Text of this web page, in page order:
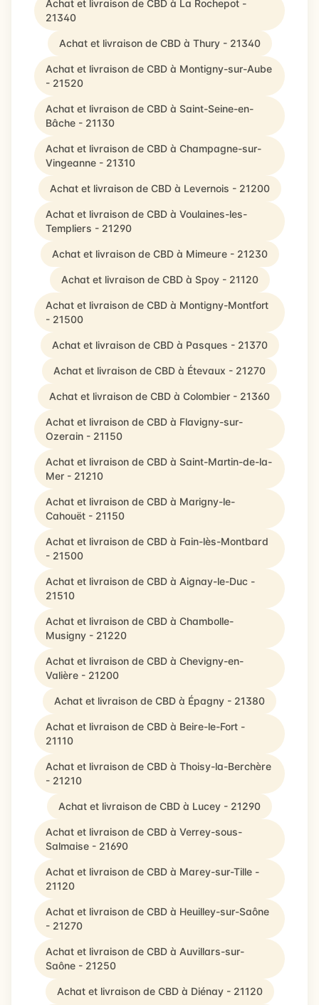
Achat et livraison de CBD à La Rochepot -
21340
Achat et livraison de CBD à Thury - 21340
Achat et livraison de CBD à Montigny-sur-Aube
- 21520
Achat et livraison de CBD à Saint-Seine-en-
Bâche - 21130
Achat et livraison de CBD à Champagne-sur-
Vingeanne - 21310
Achat et livraison de CBD à Levernois - 21200
Achat et livraison de CBD à Voulaines-les-
Templiers - 21290
Achat et livraison de CBD à Mimeure - 21230
Achat et livraison de CBD à Spoy - 21120
Achat et livraison de CBD à Montigny-Montfort
- 21500
Achat et livraison de CBD à Pasques - 21370
Achat et livraison de CBD à Étevaux - 21270
Achat et livraison de CBD à Colombier - 21360
Achat et livraison de CBD à Flavigny-sur-
Ozerain - 21150
Achat et livraison de CBD à Saint-Martin-de-la-
Mer - 21210
Achat et livraison de CBD à Marigny-le-
Cahouët - 21150
Achat et livraison de CBD à Fain-lès-Montbard
- 21500
Achat et livraison de CBD à Aignay-le-Duc -
21510
Achat et livraison de CBD à Chambolle-
Musigny - 21220
Achat et livraison de CBD à Chevigny-en-
Valière - 21200
Achat et livraison de CBD à Épagny - 21380
Achat et livraison de CBD à Beire-le-Fort -
21110
Achat et livraison de CBD à Thoisy-la-Berchère
- 21210
Achat et livraison de CBD à Lucey - 21290
Achat et livraison de CBD à Verrey-sous-
Salmaise - 21690
Achat et livraison de CBD à Marey-sur-Tille -
21120
Achat et livraison de CBD à Heuilley-sur-Saône
- 21270
Achat et livraison de CBD à Auvillars-sur-
Saône - 21250
Achat et livraison de CBD à Diénay - 21120